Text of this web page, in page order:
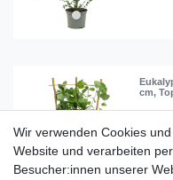
cm,
Wir verwenden Cookies
Website und verarbeiten
Besucher:innen unserer